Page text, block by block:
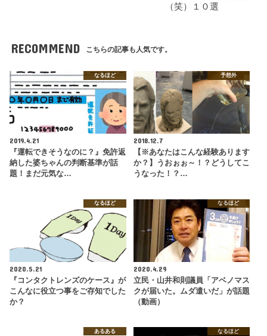
（笑）１０選
RECOMMEND こちらの記事も人気です。
なるほど
2019.4.21
『運転できそうなのに？』免許返
納した婆ちゃんの判断基準が話
題！まだ元気な…
予想外
2018.12.7
【※あなたはこんな経験あります
か？】うおぉぉ～！？どうしてこ
うなった！？…
なるほど
2020.5.21
『コンタクトレンズのケース』が
こんなに役立つ事をご存知でした
か？
なるほど
2020.4.29
立民・山井和則議員「アベノマス
クが届いた。ムダ遣いだ」が話題
（動画）
あるある なるほど